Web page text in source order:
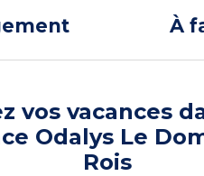
À
vos vacances
Odalys Le
Rois